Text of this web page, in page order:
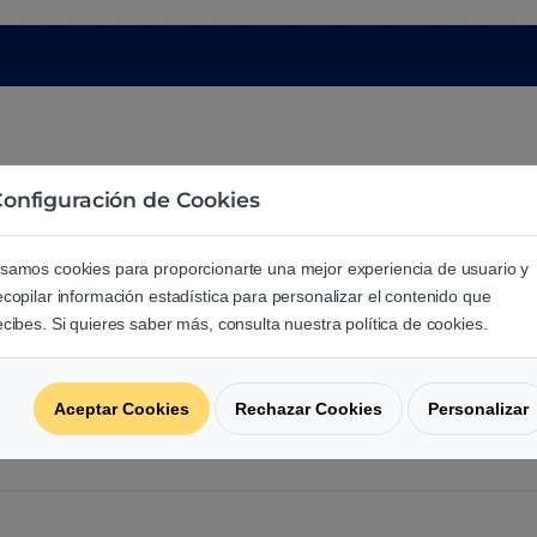
los usuarios sobre este
acerca de este producto.
de Cookies
cookies para proporcionarte una mejor experiencia de usuario y
información estadística para personalizar el contenido que
Si quieres saber más, consulta nuestra política de cookies.
Aceptar Cookies Rechazar Cookies Personalizar